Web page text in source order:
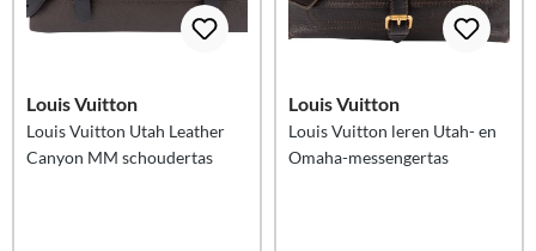
Louis Vuitton
Louis Vuitton Utah Leather
Canyon MM schoudertas
Louis Vuitton
Louis Vuitton leren Utah- en
Omaha-messengertas